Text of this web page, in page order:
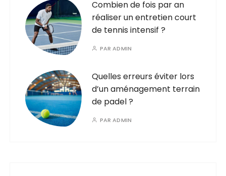
Combien de fois par an
réaliser un entretien court
de tennis intensif ?
PARADMIN
Quelles erreurs éviter lors
d’un aménagement terrain
de padel ?
PARADMIN